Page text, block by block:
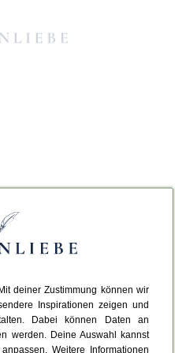
deiner Zustimmung können wir
Inspirationen zeigen und
Dabei können Daten an
werden. Deine Auswahl kannst
Weitere Informationen
Fehler aufgetreten.